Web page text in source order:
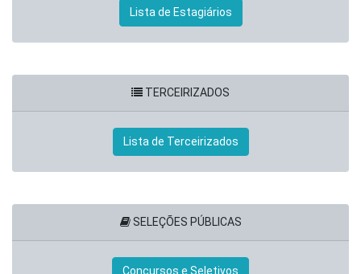
Lista de Estagiários
TERCEIRIZADOS
Lista de Terceirizados
SELEÇÕES PÚBLICAS
Concursos e Seletivos